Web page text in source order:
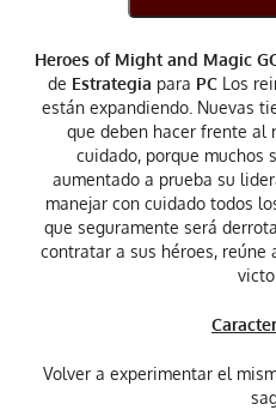
Heroes of Might and Magic
de Estrategia para PC Los
están expandiendo. Nuevas
que deben hacer frente al
cuidado, porque muchos
aumentado a prueba su
manejar con cuidado todos
que seguramente será
contratar a sus héroes,
Volver a experimentar el